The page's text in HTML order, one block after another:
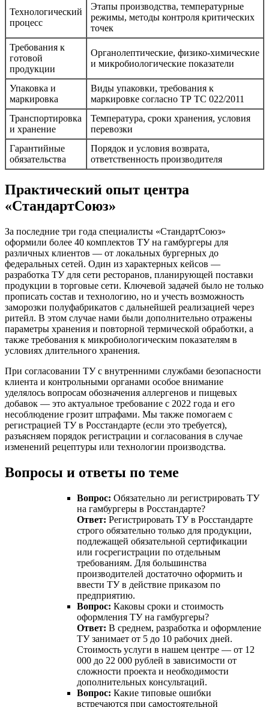
Технологический
процесс
Этапы производства, температурные
режимы, методы контроля критических
точек
Требования к
готовой
продукции
Органолептические, физико-химические
и микробиологические показатели
Упаковка и
маркировка
Виды упаковки, требования к
маркировке согласно ТР ТС 022/2011
Транспортировка
и хранение
Температура, сроки хранения, условия
перевозки
Гарантийные
обязательства
Порядок и условия возврата,
ответственность производителя
Практический опыт центра
«СтандартСоюз»
За последние три года специалисты «СтандартСоюз»
оформили более 40 комплектов ТУ на гамбургеры для
различных клиентов — от локальных бургерных до
федеральных сетей. Один из характерных кейсов —
разработка ТУ для сети ресторанов, планирующей поставки
продукции в торговые сети. Ключевой задачей было не только
прописать состав и технологию, но и учесть возможность
заморозки полуфабрикатов с дальнейшей реализацией через
ритейл. В этом случае нами были дополнительно отражены
параметры хранения и повторной термической обработки, а
также требования к микробиологическим показателям в
условиях длительного хранения.
При согласовании ТУ с внутренними службами безопасности
клиента и контрольными органами особое внимание
уделялось вопросам обозначения аллергенов и пищевых
добавок — это актуальное требование с 2022 года и его
несоблюдение грозит штрафами. Мы также помогаем с
регистрацией ТУ в Росстандарте (если это требуется),
разъясняем порядок регистрации и согласования в случае
изменений рецептуры или технологии производства.
Вопросы и ответы по теме
Вопрос: Обязательно ли регистрировать ТУ
на гамбургеры в Росстандарте?
Ответ: Регистрировать ТУ в Росстандарте
строго обязательно только для продукции,
подлежащей обязательной сертификации
или госрегистрации по отдельным
требованиям. Для большинства
производителей достаточно оформить и
ввести ТУ в действие приказом по
предприятию.
Вопрос: Каковы сроки и стоимость
оформления ТУ на гамбургеры?
Ответ: В среднем, разработка и оформление
ТУ занимает от 5 до 10 рабочих дней.
Стоимость услуги в нашем центре — от 12
000 до 22 000 рублей в зависимости от
сложности проекта и необходимости
дополнительных консультаций.
Вопрос: Какие типовые ошибки
встречаются при самостоятельной